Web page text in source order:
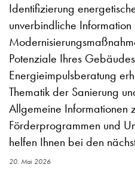
Identifizierung
unverbindliche
Potenziale Ihres
Energieimpulsberatung
Thematik der Sanierung
Allgemeine Informationen
Förderprogrammen und
helfen Ihnen bei den
20. Mai 2026